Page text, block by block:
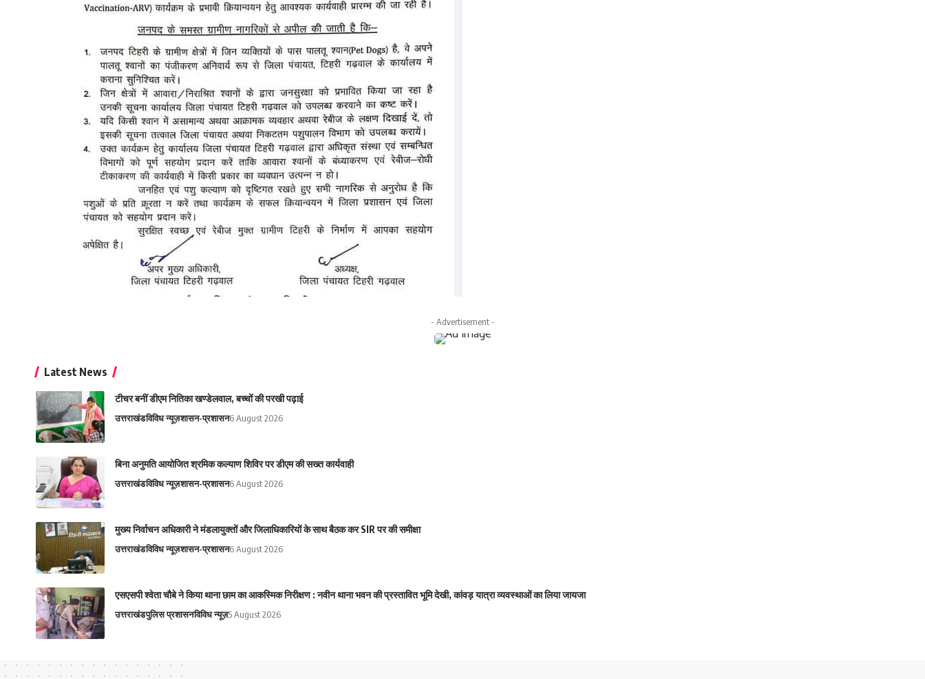
- Advertisement -
Latest News
टीचर बनीं डीएम नितिका खण्डेलवाल, बच्चों की परखी पढ़ाई
उत्तराखंडविविध न्यूज़शासन-प्रशासन6 August 2026
बिना अनुमति आयोजित श्रमिक कल्याण शिविर पर डीएम की सख्त कार्यवाही
उत्तराखंडविविध न्यूज़शासन-प्रशासन6 August 2026
मुख्य निर्वाचन अधिकारी ने मंडलायुक्तों और जिलाधिकारियों के साथ बैठक कर SIR पर की समीक्षा
उत्तराखंडविविध न्यूज़शासन-प्रशासन6 August 2026
एसएसपी श्वेता चौबे ने किया थाना छाम का आकस्मिक निरीक्षण : नवीन थाना भवन की प्रस्तावित भूमि देखी, कांवड़ यात्रा व्यवस्थाओं का लिया जायजा
उत्तराखंडपुलिस प्रशासनविविध न्यूज़5 August 2026